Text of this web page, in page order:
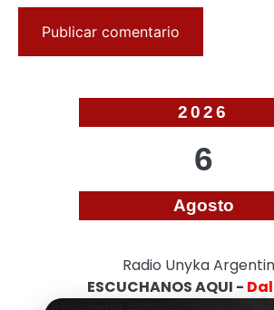
2026
6
Agosto
Radio Unyka
ESCUCHANOS AQUI -